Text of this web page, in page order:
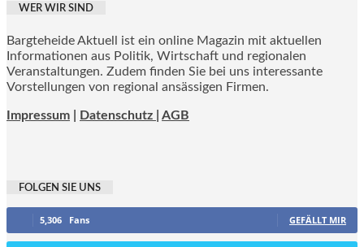
WER WIR SIND
Bargteheide Aktuell ist ein online Magazin mit aktuellen
Informationen aus Politik, Wirtschaft und regionalen
Veranstaltungen. Zudem finden Sie bei uns interessante
Vorstellungen von regional ansässigen Firmen.
Impressum Datenschutz | AGB
FOLGEN SIE UNS
5,306 Fans GEFÄLLT MIR